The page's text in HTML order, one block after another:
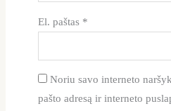
El. paštas *
Noriu savo interneto
pašto adresą ir interneto